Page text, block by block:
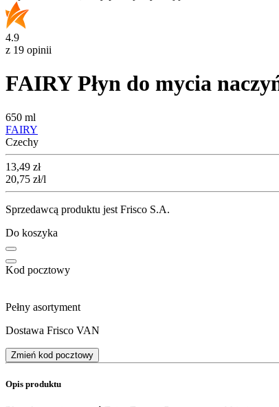
4.9
z 19 opinii
FAIRY Płyn do mycia
650 ml
FAIRY
Czechy
Cena
13,49 zł
20,75 zł/l
Sprzedawcą produktu jest Frisco S.A.
Do koszyka
Kod pocztowy
Pełny asortyment
Dostawa Frisco VAN
Zmień kod pocztowy
Opis produktu